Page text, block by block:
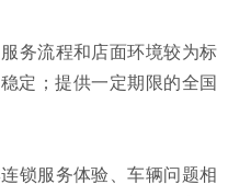
务流程和店面环境较为标
定；提供一定期限的全国
锁服务体验、车辆问题相